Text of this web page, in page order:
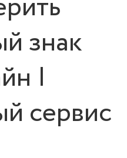
знак
|
сервис